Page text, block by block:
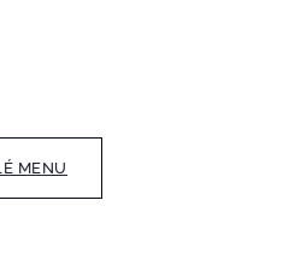
MENU